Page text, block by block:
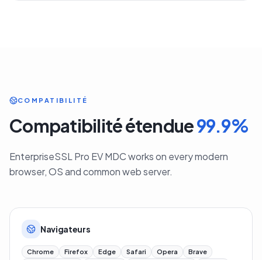
COMPATIBILITÉ
Compatibilité étendue99.9%
EnterpriseSSL Pro EV MDC works on every modern
browser, OS and common web server.
Navigateurs
Chrome Firefox Edge Safari Opera Brave